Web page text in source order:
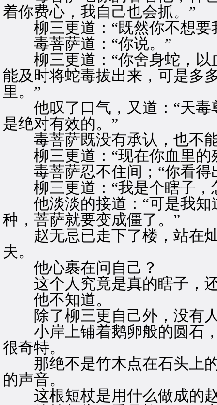
着你费心，我自己也会抓。”
柳三更道：“既然你不想要
毒菩萨道：“你说。”
柳三更道：“你舍身蛇，以
能及时将蛇毒拔出来，可是多
里。”
他叹了口气，又道：“天毒
是绝对有效的。”
毒菩萨既没有承认，也不
柳三更道：“现在你血里的
毒菩萨忍不住间；“你看得
柳三更道：“我是个瞎子，
他淡淡的接道：“可是我知
种，菩萨就要变成僵了。”
赵无忌已走下了楼，站在灿
夫。
他心裹在问自己？
这个人究竟是真的瞎子，
他不知道。
除了柳三更自己外，没有
小岸上铺着鹅卵般的圆石，
很奇特。
那绝不是竹木点在石头上的
的声音。
这根短杖是用什么做成的